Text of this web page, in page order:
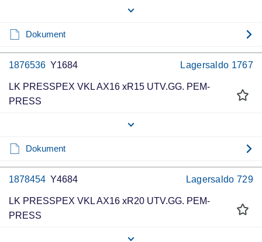
Dokument
1876536 Y1684 Lagersaldo 1767
LK PRESSPEX VKL AX16 xR15 UTV.GG. PEM-
PRESS
Dokument
1878454 Y4684 Lagersaldo 729
LK PRESSPEX VKL AX16 xR20 UTV.GG. PEM-
PRESS